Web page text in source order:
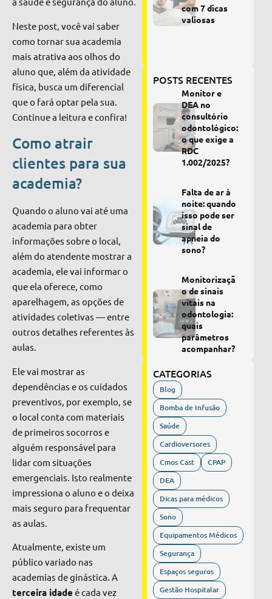
Neste post, você vai saber
como tornar sua academia
mais atrativa aos olhos do
aluno que, além da atividade
física, busca um diferencial
que o fará optar pela sua.
Continue a leitura e confira!
Como atrair
clientes para sua
academia?
Quando o aluno vai até uma
academia para obter
informações sobre o local,
além do atendente mostrar a
academia, ele vai informar o
que ela oferece, como
aparelhagem, as opções de
atividades coletivas — entre
outros detalhes referentes às
aulas.
Ele vai mostrar as
dependências e os cuidados
preventivos, por exemplo, se
o local conta com materiais
de primeiros socorros e
alguém responsável para
lidar com situações
emergenciais. Isto realmente
impressiona o aluno e o deixa
mais seguro para frequentar
as aulas.
Atualmente, existe um
público variado nas
academias de ginástica. A
terceira idade é cada vez
com 7 dicas
valiosas
POSTS RECENTES
Monitor e
DEA no
consultório
odontológico:
o que exige a
RDC
1.002/2025?
Falta de ar à
noite: quando
isso pode ser
sinal de
apneia do
sono?
Monitorizaçã
o de sinais
vitais na
odontologia:
quais
parâmetros
acompanhar?
CATEGORIAS
Blog
Bomba de Infusão
Saúde
Cardioversores
Cmos Cast
CPAP
DEA
Dicas para médicos
Sono
Equipamentos Médicos
Segurança
Espaços seguros
Gestão Hospitalar